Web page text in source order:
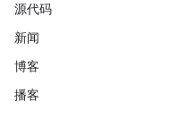
源代码
新闻
博客
播客